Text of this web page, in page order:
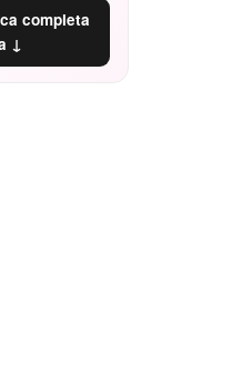
completa
↓